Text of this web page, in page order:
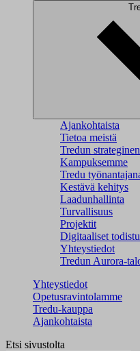
Ajankohtaista
Tietoa meistä
Tredun
Kampuksemme
Tredu
Kestävä kehitys
Laadunhallinta
Turvallisuus
Projektit
Digitaaliset
Yhteystiedot
Tredun Aurora-
Yhteystiedot
Opetusravintolamme
Tredu-kauppa
Ajankohtaista
Etsi sivustolta